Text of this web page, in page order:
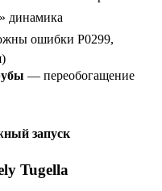
динамика
ошибки P0299,
— переобогащение
запуск
Tugella